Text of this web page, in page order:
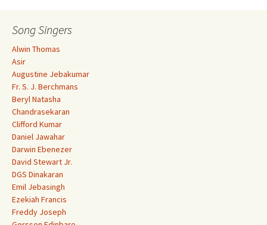
Song Singers
Alwin Thomas
Asir
Augustine Jebakumar
Fr. S. J. Berchmans
Beryl Natasha
Chandrasekaran
Clifford Kumar
Daniel Jawahar
Darwin Ebenezer
David Stewart Jr.
DGS Dinakaran
Emil Jebasingh
Ezekiah Francis
Freddy Joseph